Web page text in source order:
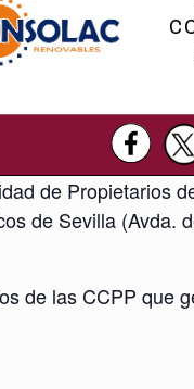
de Propietarios
de Sevilla (Avda.
de las CCPP que